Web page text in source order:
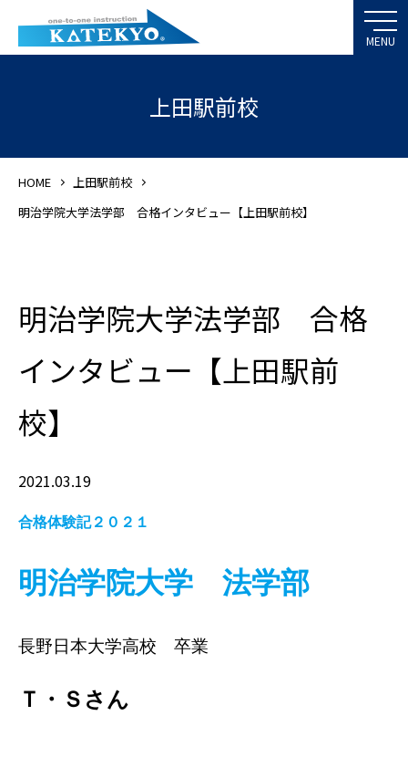
上田駅前校
HOME
上田駅前校
明治学院大学法学部 合格インタビュー【上田駅前校】
明治学院大学法学部 合格
インタビュー【上田駅前
校】
2021.03.19
合格体験記２０２１
明治学院大学 法学部
長野日本大学高校 卒業
Ｔ・Ｓさん